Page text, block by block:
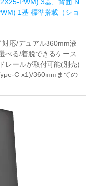
PWM) 3基、背面 N
1基 標準搭載（ショ
対応/デュアル360mm液
べる/着脱できるケース
レールが取付可能(別売)
C x1)/360mmまでの